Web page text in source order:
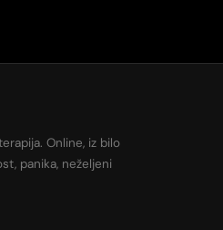
Online, iz bilo
panika, neželjeni